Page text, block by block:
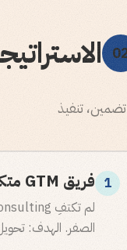
تضمين، تنفيذ
1 فريق GTM متكامل
الصفر. الهدف: